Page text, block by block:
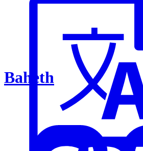
Baheth